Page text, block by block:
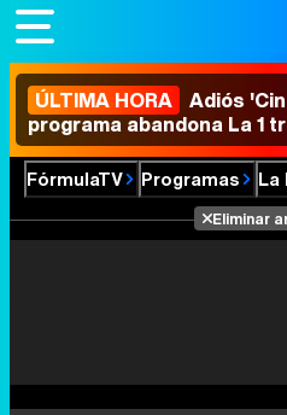
ÚLTIMA HORA Adiós
programa abandona La 1
FórmulaTV Programas La
Eliminar